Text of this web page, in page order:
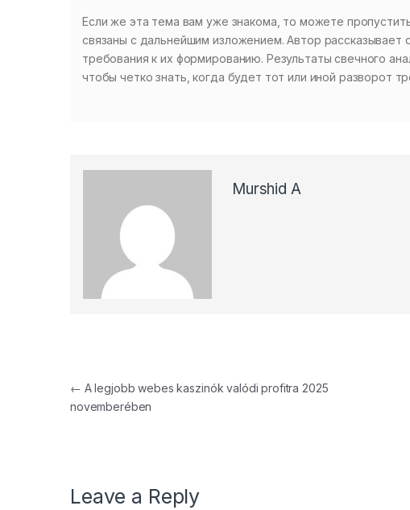
Если же эта тема вам уже знакома, то можете
связаны с дальнейшим изложением. Автор
требования к их формированию. Результаты свечного
чтобы четко знать, когда будет тот или иной разворот
Murshid A
Post navigation
← A legjobb webes kaszinók valódi profitra 2025
novemberében
Leave a Reply